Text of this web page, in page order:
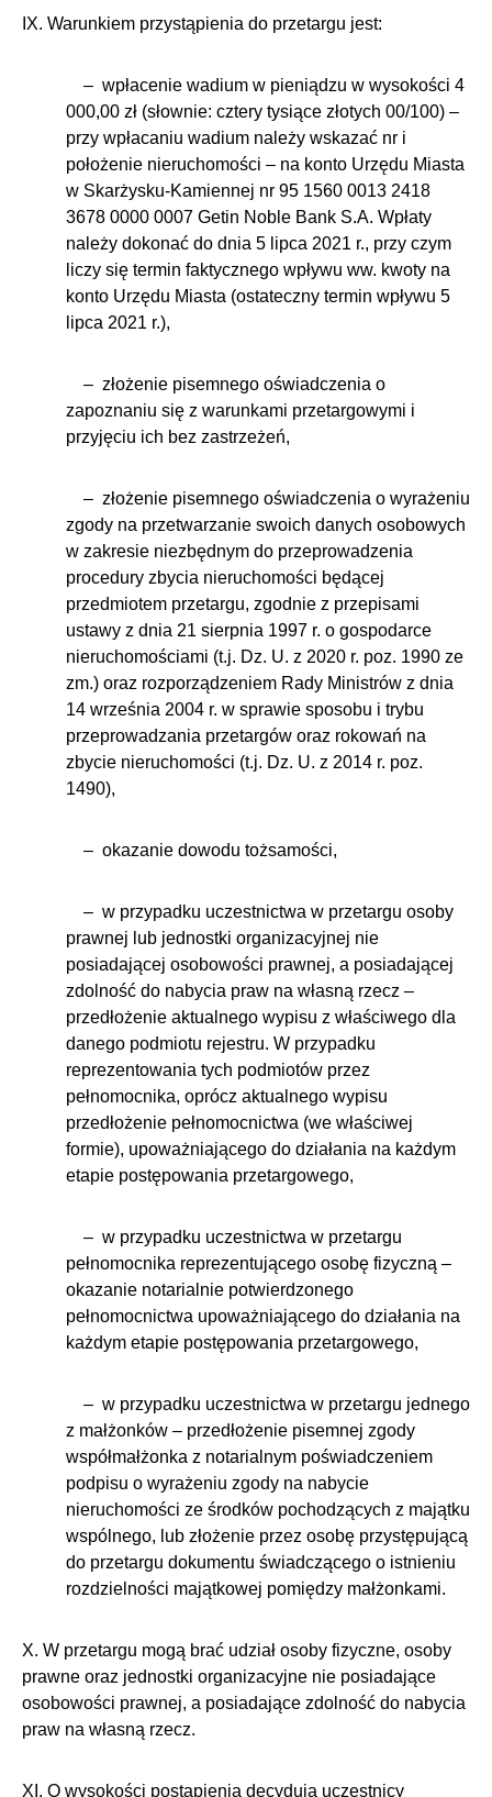
IX. Warunkiem przystąpienia do przetargu jest:
– wpłacenie wadium w pieniądzu w wysokości 4
000,00 zł (słownie: cztery tysiące złotych 00/100) –
przy wpłacaniu wadium należy wskazać nr i
położenie nieruchomości – na konto Urzędu Miasta
w Skarżysku-Kamiennej nr 95 1560 0013 2418
3678 0000 0007 Getin Noble Bank S.A. Wpłaty
należy dokonać do dnia 5 lipca 2021 r., przy czym
liczy się termin faktycznego wpływu ww. kwoty na
konto Urzędu Miasta (ostateczny termin wpływu 5
lipca 2021 r.),
– złożenie pisemnego oświadczenia o
zapoznaniu się z warunkami przetargowymi i
przyjęciu ich bez zastrzeżeń,
– złożenie pisemnego oświadczenia o wyrażeniu
zgody na przetwarzanie swoich danych osobowych
w zakresie niezbędnym do przeprowadzenia
procedury zbycia nieruchomości będącej
przedmiotem przetargu, zgodnie z przepisami
ustawy z dnia 21 sierpnia 1997 r. o gospodarce
nieruchomościami (t.j. Dz. U. z 2020 r. poz. 1990 ze
zm.) oraz rozporządzeniem Rady Ministrów z dnia
14 września 2004 r. w sprawie sposobu i trybu
przeprowadzania przetargów oraz rokowań na
zbycie nieruchomości (t.j. Dz. U. z 2014 r. poz.
1490),
– okazanie dowodu tożsamości,
– w przypadku uczestnictwa w przetargu osoby
prawnej lub jednostki organizacyjnej nie
posiadającej osobowości prawnej, a posiadającej
zdolność do nabycia praw na własną rzecz –
przedłożenie aktualnego wypisu z właściwego dla
danego podmiotu rejestru. W przypadku
reprezentowania tych podmiotów przez
pełnomocnika, oprócz aktualnego wypisu
przedłożenie pełnomocnictwa (we właściwej
formie), upoważniającego do działania na każdym
etapie postępowania przetargowego,
– w przypadku uczestnictwa w przetargu
pełnomocnika reprezentującego osobę fizyczną –
okazanie notarialnie potwierdzonego
pełnomocnictwa upoważniającego do działania na
każdym etapie postępowania przetargowego,
– w przypadku uczestnictwa w przetargu jednego
z małżonków – przedłożenie pisemnej zgody
współmałżonka z notarialnym poświadczeniem
podpisu o wyrażeniu zgody na nabycie
nieruchomości ze środków pochodzących z majątku
wspólnego, lub złożenie przez osobę przystępującą
do przetargu dokumentu świadczącego o istnieniu
rozdzielności majątkowej pomiędzy małżonkami.
X. W przetargu mogą brać udział osoby fizyczne, osoby
prawne oraz jednostki organizacyjne nie posiadające
osobowości prawnej, a posiadające zdolność do nabycia
praw na własną rzecz.
XI. O wysokości postąpienia decydują uczestnicy